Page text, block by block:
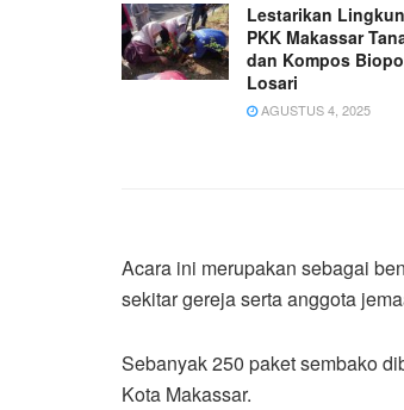
Lestarikan
PKK Makassar
dan Kompos
Losari
AGUSTUS 4, 2025
Acara ini merupakan sebagai
sekitar gereja serta anggota
Sebanyak 250 paket sembako
Kota Makassar.